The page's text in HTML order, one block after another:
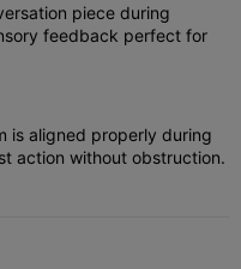
piece during
feedback perfect for
is aligned properly during
action without obstruction.